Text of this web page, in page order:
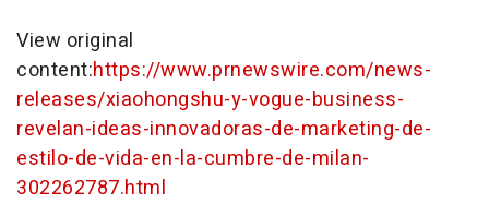
View original
content:https://www.prnewswire.com/news-
releases/xiaohongshu-y-vogue-business-
revelan-ideas-innovadoras-de-marketing-de-
estilo-de-vida-en-la-cumbre-de-milan-
302262787.html